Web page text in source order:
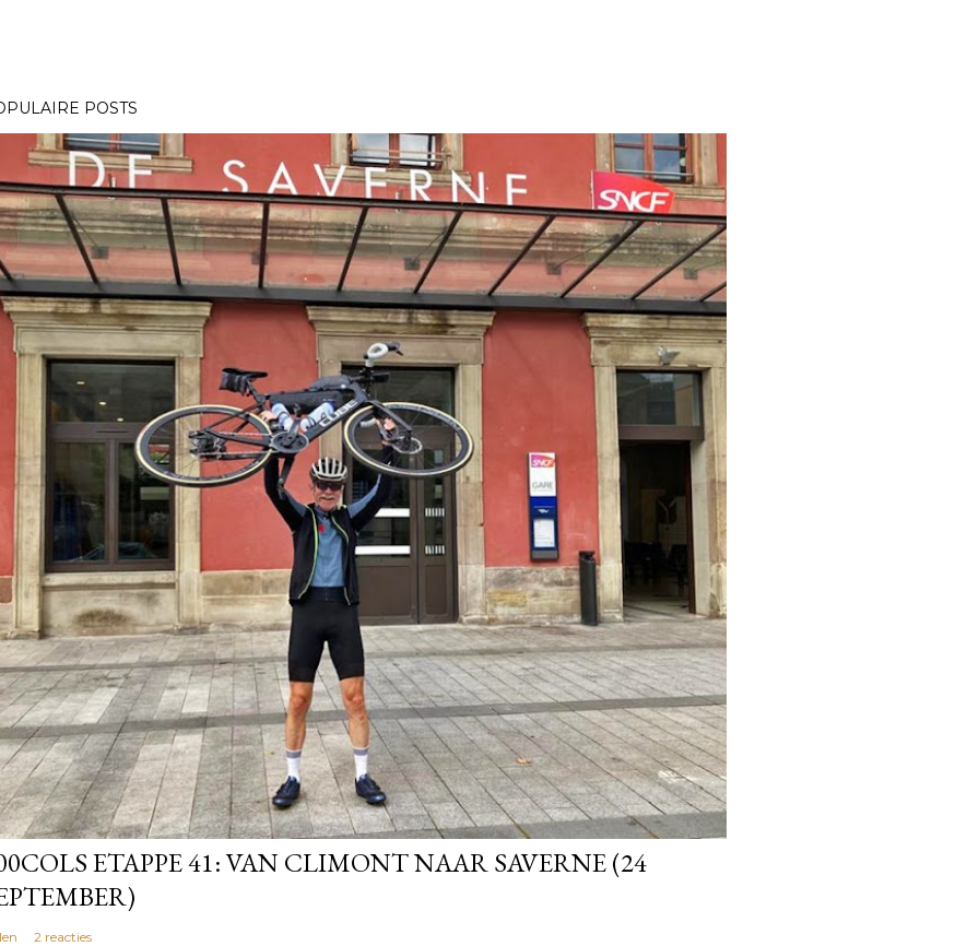
POSTS
ETAPPE 41: VAN CLIMONT NAAR SAVERNE (24
2 reacties